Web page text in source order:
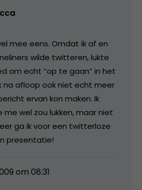
mee eens. Omdat ik af en
wilde twitteren, lukte
om echt “op te gaan” in het
na afloop ook niet echt meer
ervan kon maken. Ik
wel zou lukken, maar niet
ga ik voor een twitterloze
presentatie!
om 08:31